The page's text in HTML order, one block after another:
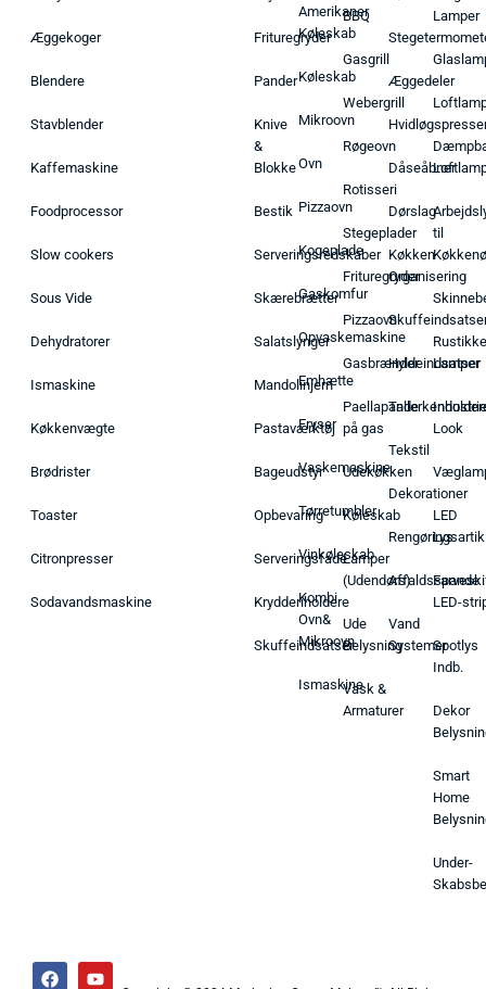
Æggekoger
Blendere
Stavblender
Kaffemaskine
Foodprocessor
Slow cookers
Sous Vide
Dehydratorer
Ismaskine
Køkkenvægte
Brødrister
Toaster
Citronpresser
Sodavandsmaskine
Frituregryder
Pander
Knive
&
Blokke
Bestik
Serveringsredskaber
Skærebrætter
Salatslynger
Mandolinjern
Pastaværktøj
Bageudstyr
Opbevaring
Serveringsfade
Krydderiholdere
Skuffeindsatser
Amerikaner
Køleskab
Køleskab
Mikroovn
Ovn
Pizzaovn
Kogeplade
Gaskomfur
Opvaskemaskine
Emhætte
Fryser
Vaskemaskine
Tørretumbler
Vinkøleskab
Kombi
Ovn&
Mikroovn
Ismaskine
BBQ
Gasgrill
Webergrill
Røgeovn
Rotisseri
Stegeplader
Frituregryder
Pizzaovn
Gasbrænder
Paellapande
på gas
Udekøkken
Køleskab
Lamper
(Udendørs)
Ude
Belysning
Vask &
Armaturer
Æggedeler
Dåseåbner
Dørslag
Køkken
Organisering
Hyldeindsatser
Tekstil
Dekorationer
Affaldsspande
Vand
Systemer
Lamper
til
Rustikke
Lamper
Look
LED
Lys
LED-
Spotlys
Indb.
Dekor
Smart
Home
Under-